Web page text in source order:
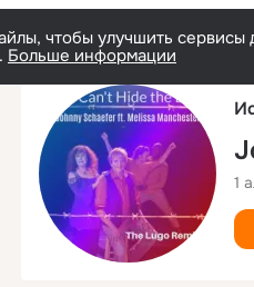
чтобы улучшить сервисы
Больше информации
1